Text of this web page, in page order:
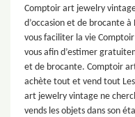
Comptoir art jewelry
d’occasion et de brocante
vous faciliter la vie
vous afin d’estimer
et de brocante. Comptoir
achète tout et vend tout
art jewelry vintage ne
vends les objets dans son